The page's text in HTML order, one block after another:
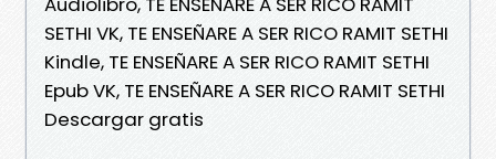
SETHI VK, TE ENSEÑARE A SER RICO RAMIT SETHI
Kindle, TE ENSEÑARE A SER RICO RAMIT SETHI
Epub VK, TE ENSEÑARE A SER RICO RAMIT SETHI
Descargar gratis